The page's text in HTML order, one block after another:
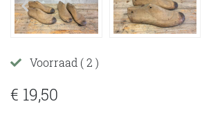
Voorraad ( 2 )
€ 19,50